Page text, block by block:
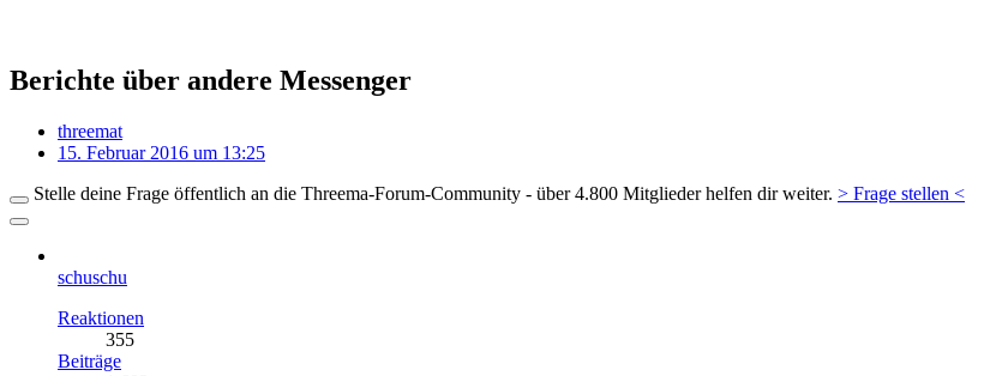
Berichte über andere Messenger
threemat
15. Februar 2016 um 13:25
Stelle deine Frage öffentlich an die Threema-Forum-Community - über 4.800 Mitglieder helfen dir weiter. > Frage stellen <
schuschu
Reaktionen
355
Beiträge